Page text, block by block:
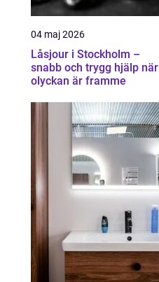
04 maj 2026
Låsjour i Stockholm –
snabb och trygg hjälp när
olyckan är framme